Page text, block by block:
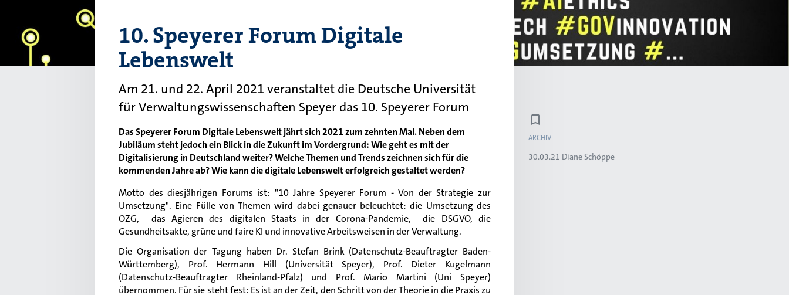
10. Speyerer Forum Digitale
Lebenswelt
Am 21. und 22. April 2021 veranstaltet die Deutsche Universität
für Verwaltungswissenschaften Speyer das 10. Speyerer Forum
Das Speyerer Forum Digitale Lebenswelt jährt sich 2021 zum zehnten Mal. Neben dem
Jubiläum steht jedoch ein Blick in die Zukunft im Vordergrund: Wie geht es mit der
Digitalisierung in Deutschland weiter? Welche Themen und Trends zeichnen sich für die
kommenden Jahre ab? Wie kann die digitale Lebenswelt erfolgreich gestaltet werden?
Motto des diesjährigen Forums ist: "10 Jahre Speyerer Forum - Von der Strategie zur
Umsetzung". Eine Fülle von Themen wird dabei genauer beleuchtet: die Umsetzung des
OZG, das Agieren des digitalen Staats in der Corona-Pandemie, die DSGVO, die
Gesundheitsakte, grüne und faire KI und innovative Arbeitsweisen in der Verwaltung.
Die Organisation der Tagung haben Dr. Stefan Brink (Datenschutz-Beauftragter Baden-
Württemberg), Prof. Hermann Hill (Universität Speyer), Prof. Dieter Kugelmann
(Datenschutz-Beauftragter Rheinland-Pfalz) und Prof. Mario Martini (Uni Speyer)
übernommen. Für sie steht fest: Es ist an der Zeit, den Schritt von der Theorie in die Praxis zu
ARCHIV
30.03.21 Diane Schöppe